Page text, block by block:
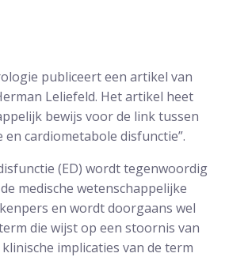
publiceert een artikel van
Leliefeld. Het artikel heet
bewijs voor de link tussen
cardiometabole disfunctie”.
(ED) wordt tegenwoordig
medische wetenschappelijke
en wordt doorgaans wel
die wijst op een stoornis van
implicaties van de term